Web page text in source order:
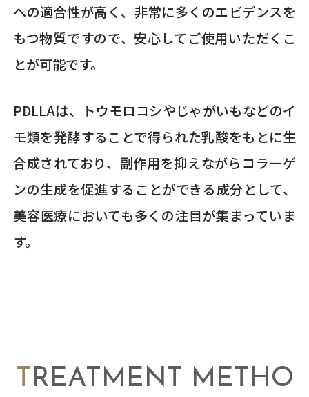
への適合性が高く、非常に多くのエビデンスを
もつ物質ですので、安心してご使用いただくこ
とが可能です。
PDLLAは、トウモロコシやじゃがいもなどのイ
モ類を発酵することで得られた乳酸をもとに生
合成されており、副作用を抑えながらコラーゲ
ンの生成を促進することができる成分として、
美容医療においても多くの注目が集まっていま
す。
TREATMENT METHO